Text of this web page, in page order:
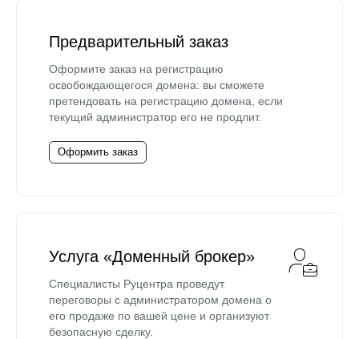
Предварительный заказ
Оформите заказ на регистрацию
освобождающегося домена: вы сможете
претендовать на регистрацию домена, если
текущий администратор его не продлит.
Оформить заказ
Услуга «Доменный брокер»
Специалисты Руцентра проведут
переговоры с администратором домена о
его продаже по вашей цене и организуют
безопасную сделку.